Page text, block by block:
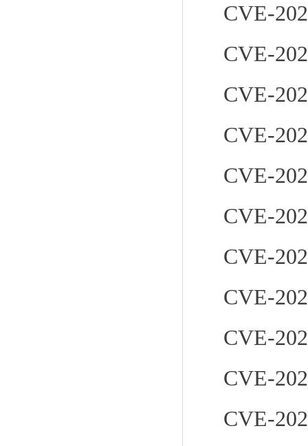
CVE-
CVE-
CVE-
CVE-
CVE-
CVE-
CVE-
CVE-
CVE-
CVE-
CVE-